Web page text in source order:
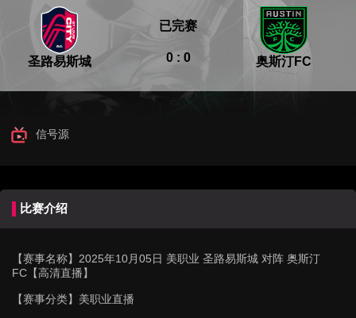
圣路易斯城 0 : 0
已完赛
奥斯汀FC
信号源
比赛介绍
【赛事名称】 2025年10月05日 美职业 圣路易斯城 对阵 奥斯汀
FC【高清直播】
【赛事分类】 美职业直播